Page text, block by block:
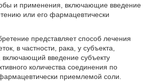
и применения, включающие введение
или его фармацевтически
представляет способ лечения
в частности, рака, у субъекта,
введение субъекту
количества соединения по
приемлемой соли.